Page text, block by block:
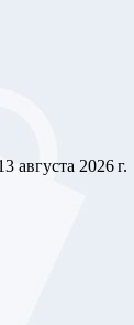
августа 2026 г.